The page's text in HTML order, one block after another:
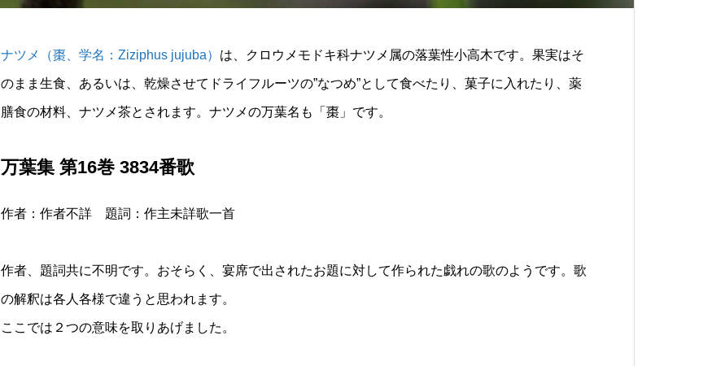
ナツメ（棗、学名：Ziziphus jujuba） は、クロウメモドキ科ナツメ属の落葉性小高木です。果実はそ
のまま生食、あるいは、乾燥させてドライフルーツの”なつめ”として食べたり、菓子に入れたり、薬
膳食の材料、ナツメ茶とされます。ナツメの万葉名も「棗」です。
万葉集 第16巻 3834番歌
作者：作者不詳 題詞：作主未詳歌一首
作者、題詞共に不明です。おそらく、宴席で出されたお題に対して作られた戯れの歌のようです。歌
の解釈は各人各様で違うと思われます。
ここでは２つの意味を取りあげました。